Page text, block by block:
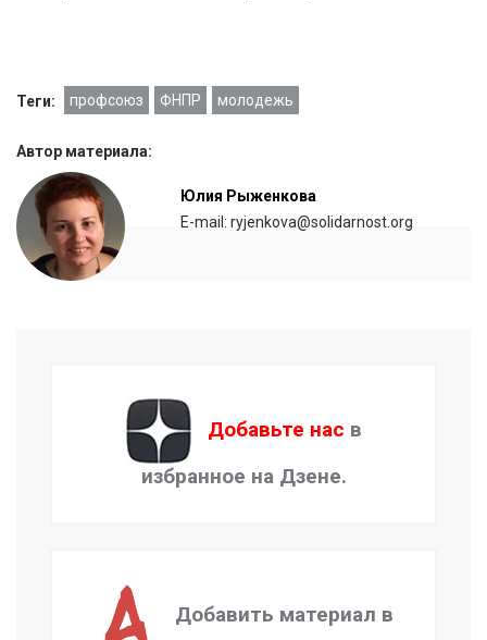
Теги: профсоюз ФНПР молодежь
Автор материала:
Юлия Рыженкова
E-mail: ryjenkova@solidarnost.org
Добавьте нас в
избранное на Дзене.
Добавить материал в